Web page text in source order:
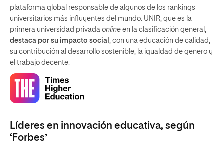
plataforma global responsable de algunos de los rankings
universitarios más influyentes del mundo. UNIR, que es la
primera universidad privada online en la clasificación general,
destaca por su impacto social , con una educación de calidad,
su contribución al desarrollo sostenible, la igualdad de genero y
el trabajo decente.
Líderes en innovación educativa, según
‘Forbes’